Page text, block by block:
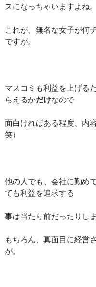
スになっちゃいますよね。
これが、無名な女子が何
ですが。
マスコミも利益を上げる
らえるかだけなので
面白ければある程度、内
笑）
他の人でも、会社に勤め
ても利益を追求する
事は当たり前だったりし
もちろん、真面目に経営
が。